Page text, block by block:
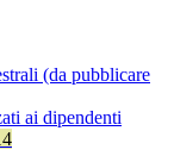
(da pubblicare
ai dipendenti